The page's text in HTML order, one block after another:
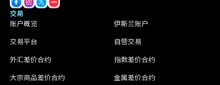
交易
账户概览
伊斯兰账户
交易平台
自营交易
外汇差价合约
指数差价合约
大宗商品差价合约
金属差价合约